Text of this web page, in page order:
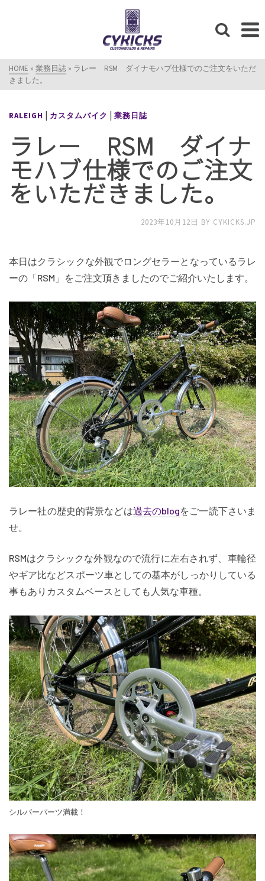
HOME » 業務日誌 » ラレー RSM ダイナモハブ仕様でのご注文をいただ
きました。
RALEIGH | カスタムバイク | 業務日誌
ラレー RSM ダイナ
モハブ仕様でのご注文
をいただきました。
2023年10月12日 BY CYKICKS.JP
本日はクラシックな外観でロングセラーとなっているラレ
ーの「RSM」をご注文頂きましたのでご紹介いたします。
ラレー社の歴史的背景などは過去のblogをご一読下さいま
せ。
RSMはクラシックな外観なので流行に左右されず、車輪径
やギア比などスポーツ車としての基本がしっかりしている
事もありカスタムベースとしても人気な車種。
シルバーパーツ満載！